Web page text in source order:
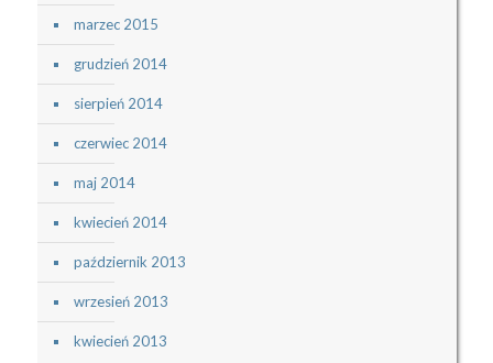
marzec 2015
grudzień 2014
sierpień 2014
czerwiec 2014
maj 2014
kwiecień 2014
październik 2013
wrzesień 2013
kwiecień 2013